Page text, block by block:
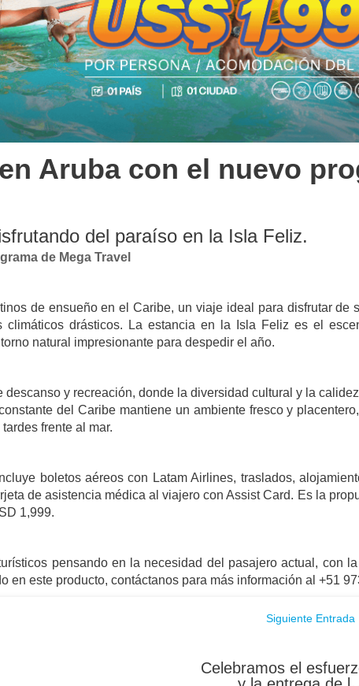
Aruba con el nuevo
del paraíso en la Isla Feliz.
de Mega Travel
de ensueño en el Caribe, un viaje ideal para disfrutar de
drásticos. La estancia en la Isla Feliz es el
natural impresionante para despedir el año.
y recreación, donde la diversidad cultural y la
del Caribe mantiene un ambiente fresco y
frente al mar.
boletos aéreos con Latam Airlines, traslados,
de asistencia médica al viajero con Assist Card. Es la
1,999.
pensando en la necesidad del pasajero actual, con
en este producto, contáctanos para más información al +51
Siguiente Entrada
Celebramos el